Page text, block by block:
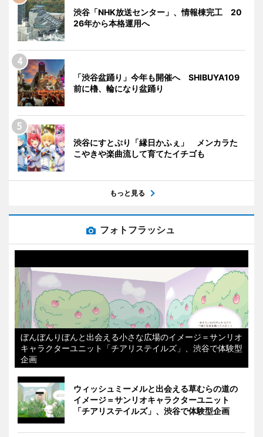
渋谷「NHK放送センター」、情報棟完工 20
26年から本格運用へ
「渋谷盆踊り」今年も開催へ SHIBUYA109
前に櫓、輪になり盆踊り
渋谷にすとぷり「縁日かふぇ」 メンカラた
こやきや楽曲流して育てたイチゴも
もっと見る
フォトフラッシュ
ぼんぼんりぼんと出会える小さな広場のイメージ＝サンリオ
キャラクターユニット「チアリステイルズ」、渋谷で体験型
企画
ウィッシュミーメルと出会える草むらの道の
イメージ＝サンリオキャラクターユニット
「チアリステイルズ」、渋谷で体験型企画